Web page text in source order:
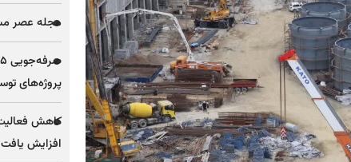
مجله عصر مس- دوره
پروژه‌های
کاهش
افزایش یافت